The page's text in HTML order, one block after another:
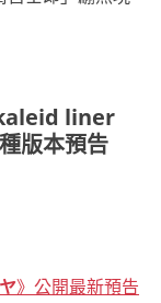
liner
版本預告
》公開最新預告